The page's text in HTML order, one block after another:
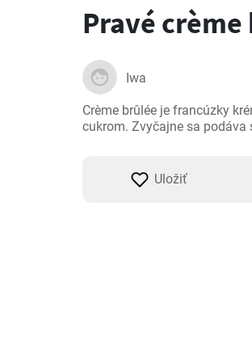
Pravé
Iwa
Crème brûlée je francúzky
cukrom. Zvyčajne sa podáva
Uložiť